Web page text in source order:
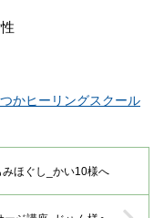
かヒーリングスクール
ほぐし_かい10様へ